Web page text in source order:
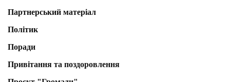
Партнерський матеріал
Політик
Поради
Привітання та поздоровлення